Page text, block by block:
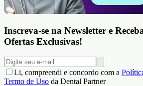
Inscreva-se na Newsletter e
Ofertas Exclusivas!
Li, compreendi e concordo com a
Termo de Uso da Dental Partner